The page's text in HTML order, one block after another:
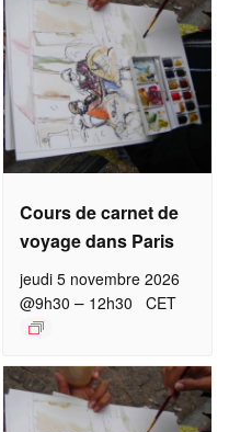
Cours de carnet de
voyage dans Paris
jeudi 5 novembre 2026
@9h30 – 12h30 CET